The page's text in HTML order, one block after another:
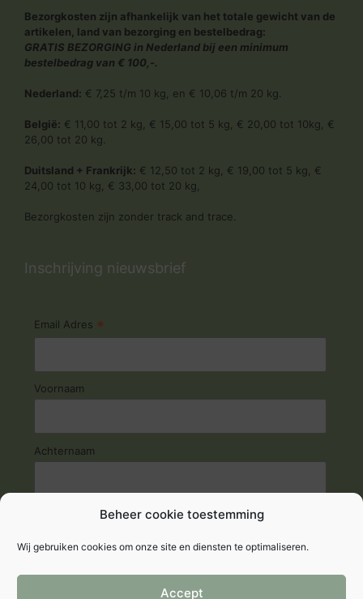
Beheer cookie toestemming
Wij gebruiken cookies om onze site en diensten te optimaliseren.
Accept
Bezorgkosten zijn afhankelijk van het totale gewicht van de
artikelen, land van bezorging en bestelbedrag:
GRATIS BEZORGING in Nederland bij een minimum
bestelbedrag van € 100,-.
Nederland: € 7,25 t/m 10 kg, en € 10,06 t/m 20 kg.
België: € 11,00 tot 2 kg, € 15,00 tot 5 kg, € 20,00 tot 10kg, €
26,00 tot 20 kg.
Duitsland + Frankrijk: € 12,50 tot 2 kg, € 19,00 tot 5 kg, €
24,00 tot 10 kg, € 33,00 tot 20 kg,
Bezorgkosten zijn zonder track and trace.
Inschrijving nieuwsbrief
Email Adres *
Voornaam
Achternaam